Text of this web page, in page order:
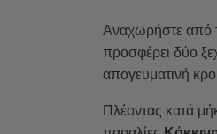
Αναχωρήστε από
προσφέρει δύο
απογευματινή
Πλέοντας κατά